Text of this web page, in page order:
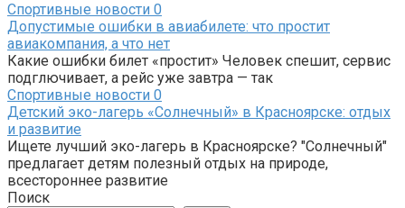
Спортивные новости 0
Допустимые ошибки в авиабилете: что простит
авиакомпания, а что нет
Какие ошибки билет «простит» Человек спешит, сервис
подглючивает, а рейс уже завтра — так
Спортивные новости 0
Детский эко-лагерь «Солнечный» в Красноярске: отдых
и развитие
Ищете лучший эко-лагерь в Красноярске? "Солнечный"
предлагает детям полезный отдых на природе,
всестороннее развитие
Поиск